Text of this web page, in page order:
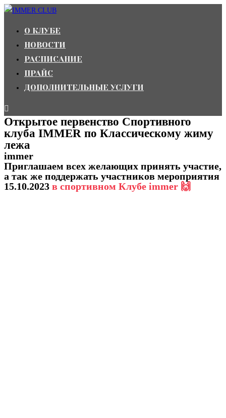
Перейти
содержимому
О КЛУБЕ
НОВОСТИ
РАСПИСАНИЕ
ПРАЙС
ДОПОЛНИТЕЛЬНЫЕ УСЛУГИ
Открытое первенство Спортивного
клуба IMMER по Классическому жиму
лежа
immer
Приглашаем всех желающих принять участие,
а так же поддержать участников мероприятия
15.10.2023 в спортивном Клубе immer 🙌